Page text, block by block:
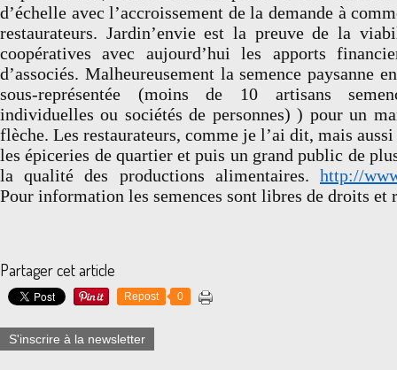
d’échelle avec l’accroissement de la demande à
restaurateurs. Jardin’envie est la preuve de la
coopératives avec aujourd’hui les apports
d’associés. Malheureusement la semence paysanne
sous-représentée (moins de 10 artisans
individuelles ou sociétés de personnes) ) pour un
flèche. Les restaurateurs, comme je l’ai dit, mais
les épiceries de quartier et puis un grand public de
la qualité des productions alimentaires. http://
Pour information les semences sont libres de droits et
Partager cet article
Repost 0
S'inscrire à la newsletter